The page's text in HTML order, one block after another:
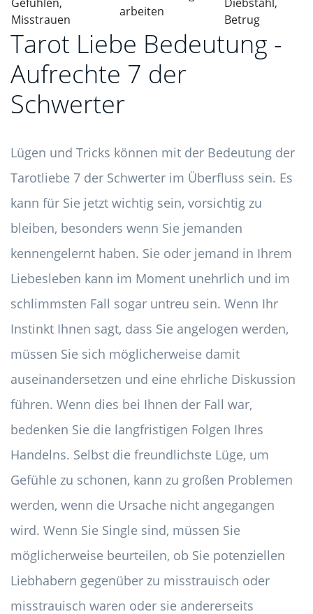
Misstrauen
arbeiten
Betrug
Tarot Liebe Bedeutung -
Aufrechte 7 der
Schwerter
Lügen und Tricks können mit der Bedeutung der
Tarotliebe 7 der Schwerter im Überfluss sein. Es
kann für Sie jetzt wichtig sein, vorsichtig zu
bleiben, besonders wenn Sie jemanden
kennengelernt haben. Sie oder jemand in Ihrem
Liebesleben kann im Moment unehrlich und im
schlimmsten Fall sogar untreu sein. Wenn Ihr
Instinkt Ihnen sagt, dass Sie angelogen werden,
müssen Sie sich möglicherweise damit
auseinandersetzen und eine ehrliche Diskussion
führen. Wenn dies bei Ihnen der Fall war,
bedenken Sie die langfristigen Folgen Ihres
Handelns. Selbst die freundlichste Lüge, um
Gefühle zu schonen, kann zu großen Problemen
werden, wenn die Ursache nicht angegangen
wird. Wenn Sie Single sind, müssen Sie
möglicherweise beurteilen, ob Sie potenziellen
Liebhabern gegenüber zu misstrauisch oder
misstrauisch waren oder sie andererseits